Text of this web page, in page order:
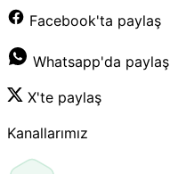
Facebook'ta paylaş
Whatsapp'da paylaş
X'te paylaş
Kanallarımız